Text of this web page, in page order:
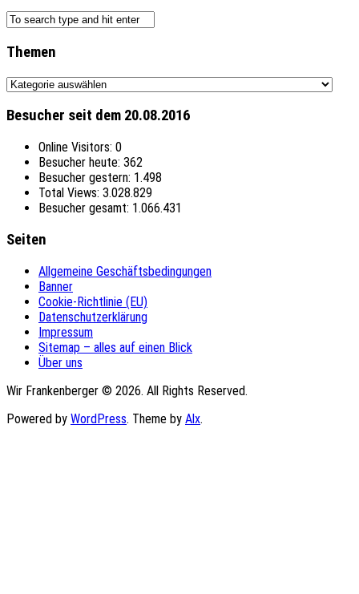
Themen
Themen
Besucher seit dem 20.08.2016
Online Visitors: 0
Besucher heute: 362
Besucher gestern: 1.498
Total Views: 3.028.829
Besucher gesamt: 1.066.431
Seiten
Allgemeine Geschäftsbedingungen
Banner
Cookie-Richtlinie (EU)
Datenschutzerklärung
Impressum
Sitemap – alles auf einen Blick
Über uns
Wir Frankenberger © 2026. All Rights Reserved.
Powered by WordPress. Theme by Alx.